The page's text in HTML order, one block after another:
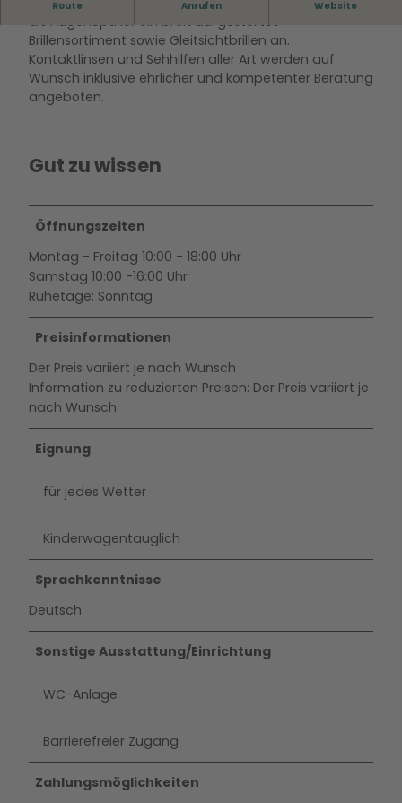
Route Anrufen Website
als Augenoptiker ein breit aufgestelltes
Brillensortiment sowie Gleitsichtbrillen an.
Kontaktlinsen und Sehhilfen aller Art werden auf
Wunsch inklusive ehrlicher und kompetenter Beratung
angeboten.
Gut zu wissen
Öffnungszeiten
Montag - Freitag 10:00 - 18:00 Uhr
Samstag 10:00 -16:00 Uhr
Ruhetage: Sonntag
Preisinformationen
Der Preis variiert je nach Wunsch
Information zu reduzierten Preisen: Der Preis variiert je
nach Wunsch
Eignung
für jedes Wetter
Kinderwagentauglich
Sprachkenntnisse
Deutsch
Sonstige Ausstattung/Einrichtung
WC-Anlage
Barrierefreier Zugang
Zahlungsmöglichkeiten